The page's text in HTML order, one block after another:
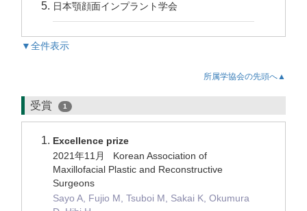
日本顎顔面インプラント学会
▼全件表示
所属学協会の先頭へ▲
受賞 1
Excellence prize
2021年11月 Korean Association of
Maxillofacial Plastic and Reconstructive
Surgeons
Sayo A, Fujio M, Tsuboi M, Sakai K, Okumura